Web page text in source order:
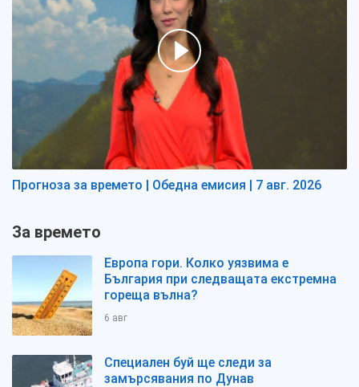
Прогноза за времето | Обедна емисия | 7 авг. 2026
За времето
Европа гори. Колко уязвима е
България при следващата екстремна
гореща вълна?
6 авг
Специален буй ще следи за
замърсявания по Дунав